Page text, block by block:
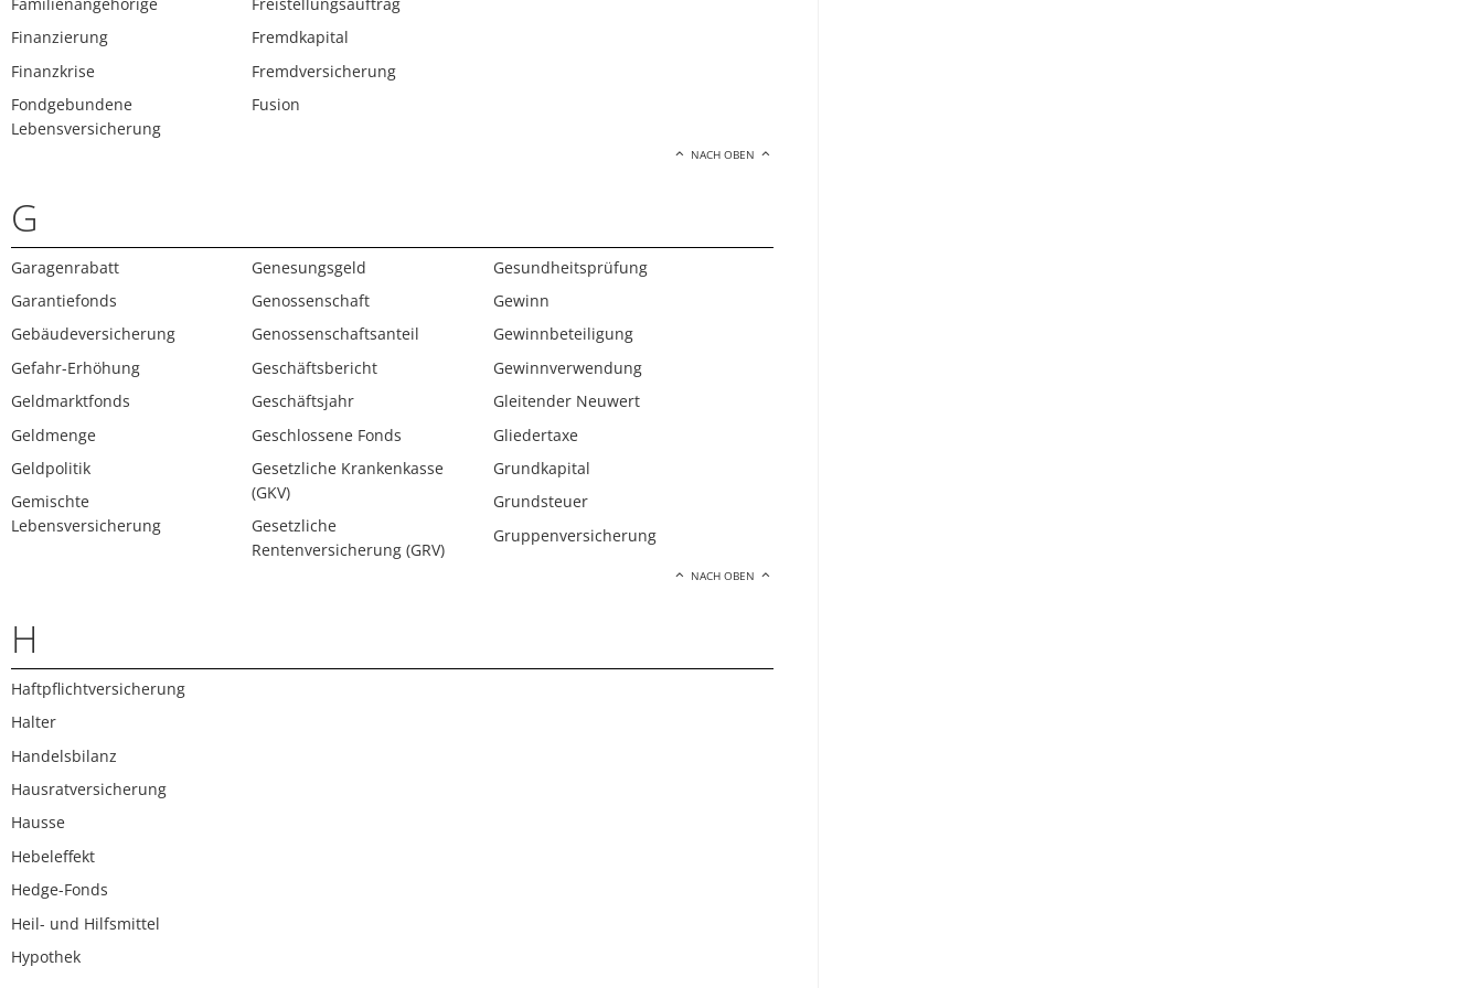
Finanzierung
Finanzkrise
Fondgebundene
Lebensversicherung
Fremdkapital
Fremdversicherung
Fusion
NACH OBEN
G
Garagenrabatt
Garantiefonds
Gebäudeversicherung
Gefahr-Erhöhung
Geldmarktfonds
Geldmenge
Geldpolitik
Gemischte
Lebensversicherung
Genesungsgeld
Genossenschaft
Genossenschaftsanteil
Geschäftsbericht
Geschäftsjahr
Geschlossene Fonds
Gesetzliche Krankenkasse
(GKV)
Gesetzliche
Rentenversicherung (GRV)
Gesundheitsprüfung
Gewinn
Gewinnbeteiligung
Gewinnverwendung
Gleitender Neuwert
Gliedertaxe
Grundkapital
Grundsteuer
Gruppenversicherung
NACH OBEN
H
Haftpflichtversicherung
Halter
Handelsbilanz
Hausratversicherung
Hausse
Hebeleffekt
Hedge-Fonds
Heil- und Hilfsmittel
Hypothek